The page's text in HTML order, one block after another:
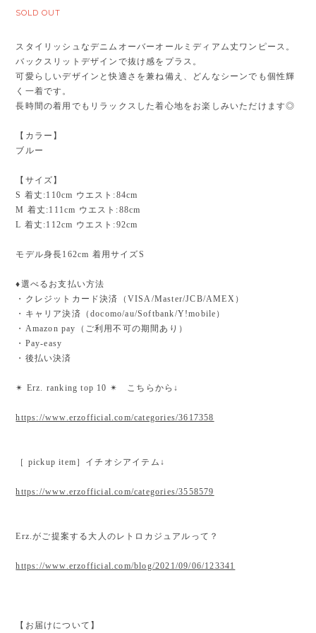
SOLD OUT
スタイリッシュなデニムオーバーオールミディアム丈ワンピース。
バックスリットデザインで抜け感をプラス。
可愛らしいデザインと快適さを兼ね備え、どんなシーンでも個性輝
く一着です。
長時間の着用でもリラックスした着心地をお楽しみいただけます◎
【カラー】
ブルー
【サイズ】
S 着丈:110cm ウエスト:84cm
M 着丈:111cm ウエスト:88cm
L 着丈:112cm ウエスト:92cm
モデル身長162cm 着用サイズS
♦︎選べるお支払い方法
・クレジットカード決済（VISA/Master/JCB/AMEX）
・キャリア決済（docomo/au/Softbank/Y!mobile）
・Amazon pay（ご利用不可の期間あり）
・Pay-easy
・後払い決済
✴︎ Erz. ranking top 10 ✴︎ こちらから↓
https://www.erzofficial.com/categories/3617358
［ pickup item］イチオシアイテム↓
https://www.erzofficial.com/categories/3558579
Erz.がご提案する大人のレトロカジュアルって？
https://www.erzofficial.com/blog/2021/09/06/123341
【お届けについて】